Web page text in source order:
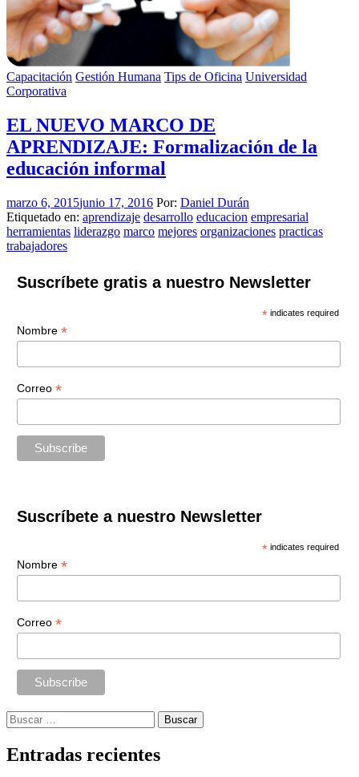
Capacitación Gestión Humana Tips de Oficina Universidad
Corporativa
EL NUEVO MARCO DE
APRENDIZAJE: Formalización de la
educación informal
marzo 6, 2015junio 17, 2016 Por: Daniel Durán
Etiquetado en: aprendizaje desarrollo educacion empresarial
herramientas liderazgo marco mejores organizaciones practicas
trabajadores
Suscríbete gratis a nuestro Newsletter
* indicates required
Nombre *
Correo *
Suscríbete a nuestro Newsletter
* indicates required
Nombre *
Correo *
Buscar:
Entradas recientes